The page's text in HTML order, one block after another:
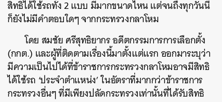
สิทธิได้ใช้รถทั้ง 2 แบบ มีมากขนาดไหน แต่จนถึงทุกวันนี้
ก็ยังไม่มีคำตอบใดๆ จากกระทรวงกลาโหม
โดย สมชัย ศรีสุทธิยากร อดีตกรรมการการเลือกตั้ง
(กกต.) และผู้ที่ติดตามเรื่องนี้มาตั้งแต่แรก ออกมาระบุว่า
มีความเป็นไปได้ที่ข้าราชการกระทรวงกลาโหมอาจมีสิทธิ
ได้ใช้รถ ‘ประจำตำแหน่ง’ ในอัตราที่มากกว่าข้าราชการ
กระทรวงอื่นๆ ที่มีเพียงปลัดกระทรวงเท่านั้นที่ได้รับสิทธิ